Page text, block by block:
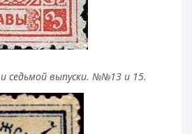
седьмой выпуски. №№13 и 15.